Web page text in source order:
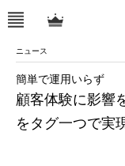
ニュース
顧客体験に影響
をタグ一つで
簡単で運用いらず